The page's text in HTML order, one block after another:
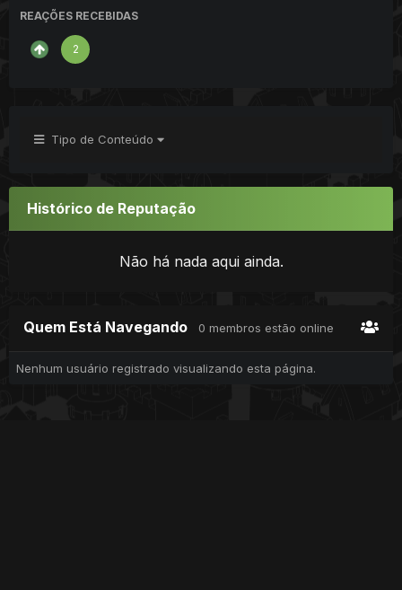
REAÇÕES RECEBIDAS
2
Tipo de Conteúdo
Histórico de Reputação
Não há nada aqui ainda.
Quem Está Navegando 0 membros estão online
Nenhum usuário registrado visualizando esta página.